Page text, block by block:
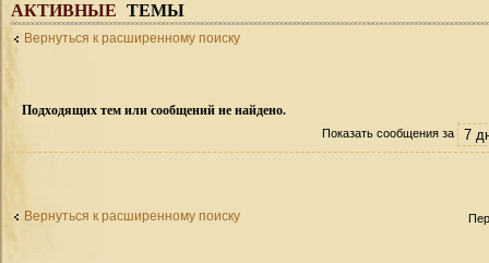
АКТИВНЫЕ ТЕМЫ
Вернуться к расширенному поиску
Подходящих тем или сообщений не найдено.
Показать сообщения за
Вернуться к расширенному поиску